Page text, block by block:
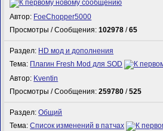
Автор: FoeChopper5000
Просмотры / Сообщения:102978 /65
Раздел: HD мод и дополнения
Тема: Плагин Fresh Mod для SOD
Автор: Kventin
Просмотры / Сообщения:259780 /525
Раздел:Общий
Тема:Список изменений в патчах